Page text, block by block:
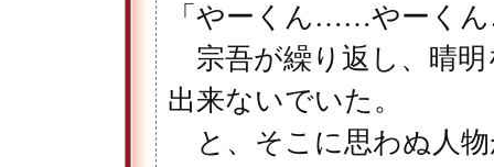
「やーくん……やーく
宗吾が繰り返し、晴明
出来ないでいた。
と、そこに思わぬ人